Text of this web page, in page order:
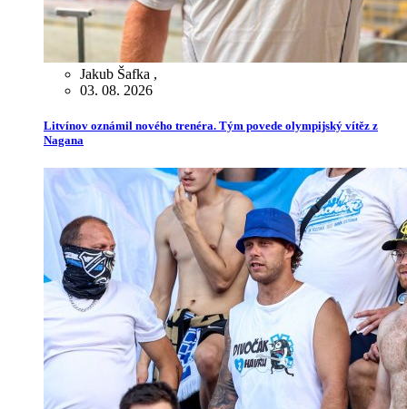
Jakub Šafka ,
03. 08. 2026
Litvínov oznámil nového trenéra. Tým povede olympijský vítěz z
Nagana